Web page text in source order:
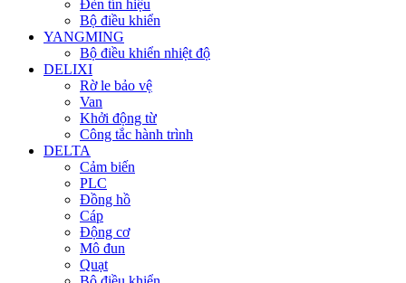
Đèn tín hiệu
Bộ điều khiển
YANGMING
Bộ điều khiển nhiệt độ
DELIXI
Rờ le bảo vệ
Van
Khởi động từ
Công tắc hành trình
DELTA
Cảm biến
PLC
Đồng hồ
Cáp
Động cơ
Mô đun
Quạt